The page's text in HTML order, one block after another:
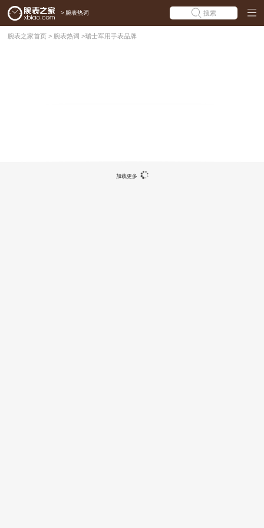
> 腕表热词 搜索
腕表之家首页 > 腕表热词 >瑞士军用手表品牌
加载更多